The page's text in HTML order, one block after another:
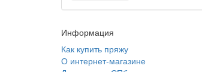
Информация
Как купить пряжу
О интернет-магазине